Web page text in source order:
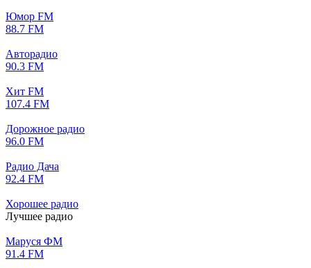
Юмор FM
88.7 FM
Авторадио
90.3 FM
Хит FM
107.4 FM
Дорожное радио
96.0 FM
Радио Дача
92.4 FM
Хорошее радио
Лучшее радио
Маруся ФМ
91.4 FM